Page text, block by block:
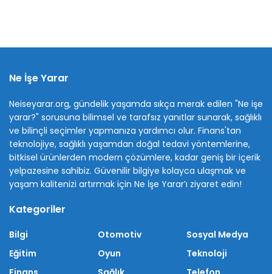
Ne İşe Yarar
Neiseyarar.org, gündelik yaşamda sıkça merak edilen "Ne işe
yarar?" sorusuna bilimsel ve tarafsız yanıtlar sunarak, sağlıklı
ve bilinçli seçimler yapmanıza yardımcı olur. Finans'tan
teknolojiye, sağlıklı yaşamdan doğal tedavi yöntemlerine,
bitkisel ürünlerden modern çözümlere, kadar geniş bir içerik
yelpazesine sahibiz. Güvenilir bilgiye kolayca ulaşmak ve
yaşam kalitenizi artırmak için Ne İşe Yarar’ı ziyaret edin!
Kategoriler
Bilgi
Eğitim
Otomotiv
Oyun
Sosyal Medya
Teknoloji